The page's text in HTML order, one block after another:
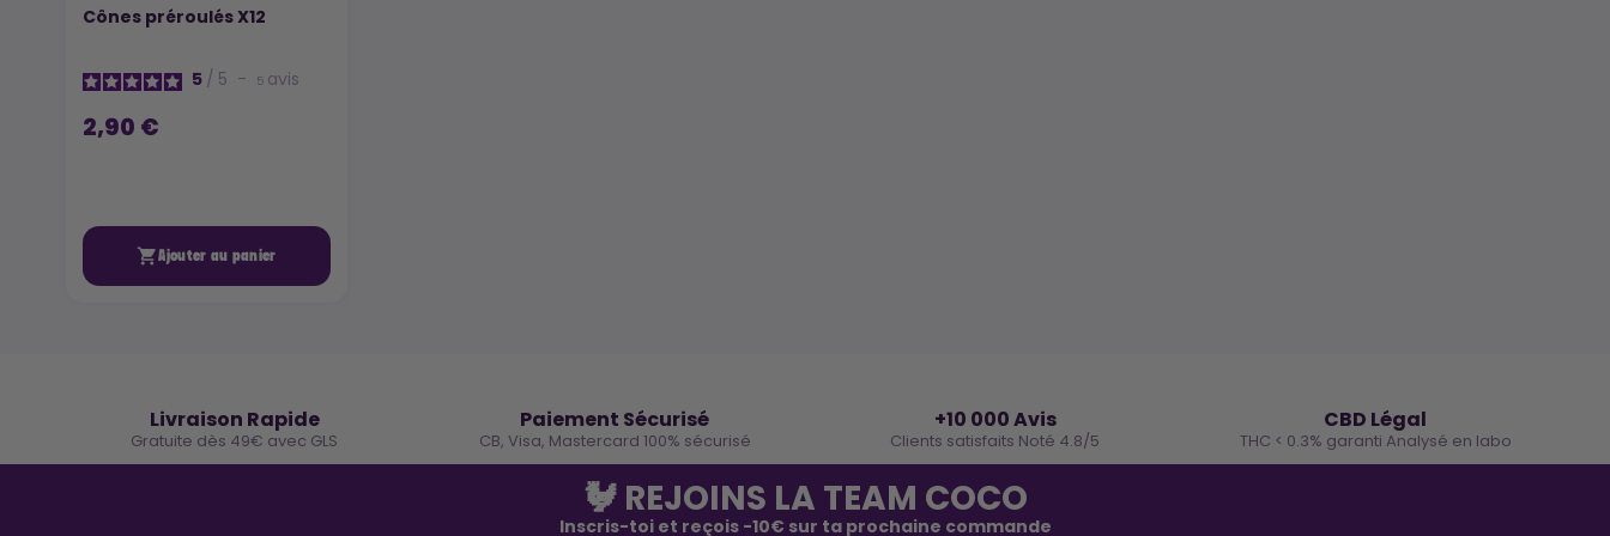
Cônes préroulés X12
5 / 5 - 5 avis
2,90 €
Ajouter au panier
Livraison Rapide
Gratuite dès 49€ avec GLS
Paiement Sécurisé
CB, Visa, Mastercard 100% sécurisé
+10 000 Avis
Clients satisfaits Noté 4.8/5
CBD Légal
THC < 0.3% garanti Analysé en labo
🐓 REJOINS LA TEAM COCO
Inscris-toi et reçois -10€ sur ta prochaine commande